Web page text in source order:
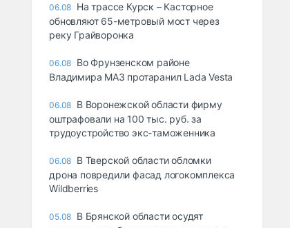
06.08 На трассе Курск – Касторное
обновляют 65-метровый мост через
реку Грайворонка
06.08 Во Фрунзенском районе
Владимира МАЗ протаранил Lada Vesta
06.08 В Воронежской области фирму
оштрафовали на 100 тыс. руб. за
трудоустройство экс-таможенника
06.08 В Тверской области обломки
дрона повредили фасад логокомплекса
Wildberries
05.08 В Брянской области осудят